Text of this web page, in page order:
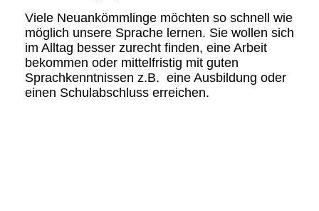
Viele Neuankömmlinge möchten so schnell wie
möglich unsere Sprache lernen. Sie wollen sich
im Alltag besser zurecht finden, eine Arbeit
bekommen oder mittelfristig mit guten
Sprachkenntnissen z.B. eine Ausbildung oder
einen Schulabschluss erreichen.